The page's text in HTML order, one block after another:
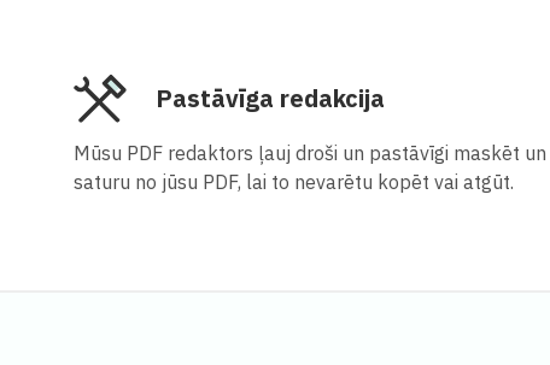
Pastāvīga redakcija
Mūsu PDF redaktors ļauj droši un pastāvīgi maskēt
saturu no jūsu PDF, lai to nevarētu kopēt vai atgūt.